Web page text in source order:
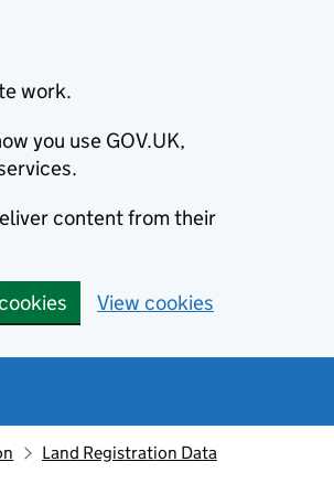
work.
you use GOV.UK,
content from their
View cookies
Land Registration Data